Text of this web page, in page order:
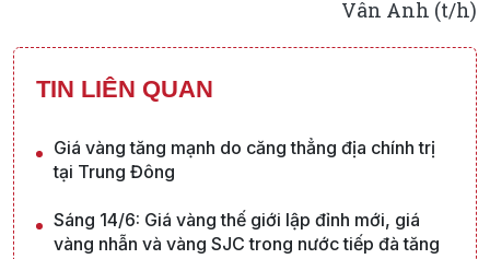
Vân Anh (t/h)
TIN LIÊN QUAN
Giá vàng tăng mạnh do căng thẳng địa chính trị
tại Trung Đông
Sáng 14/6: Giá vàng thế giới lập đỉnh mới, giá
vàng nhẫn và vàng SJC trong nước tiếp đà tăng